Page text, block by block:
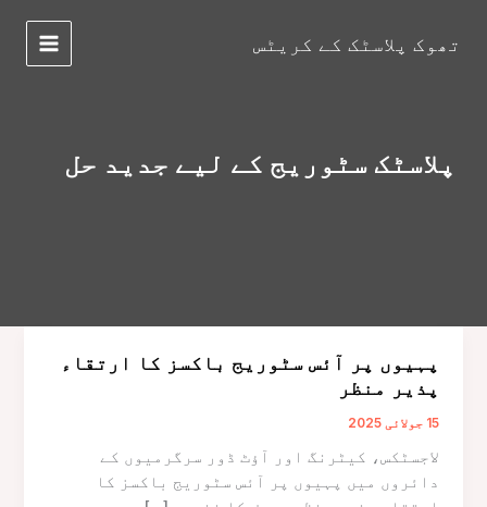
جائیں۔
تھوک پلاسٹک کے کریٹس
مین
پلاسٹک سٹوریج کے لیے جدید حل
پہیوں پر آئس سٹوریج باکسز کا ارتقاء
پذیر منظر
15 جولائی 2025
لاجسٹکس، کیٹرنگ اور آؤٹ ڈور سرگرمیوں کے
دائروں میں پہیوں پر آئس سٹوریج باکسز کا